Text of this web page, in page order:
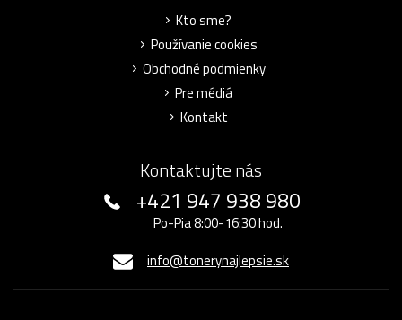
Kto sme?
Používanie cookies
Obchodné podmienky
Pre médiá
Kontakt
Kontaktujte nás
+421 947 938 980
Po-Pia 8:00-16:30 hod.
info@tonerynajlepsie.sk